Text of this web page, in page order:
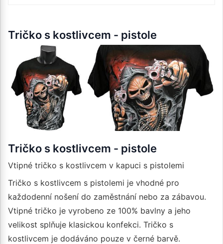
Tričko s kostlivcem - pistole
Tričko s kostlivcem - pistole
Vtipné tričko s kostlivcem v kapuci s pistolemi
Tričko s kostlivcem s pistolemi je vhodné pro
každodenní nošení do zaměstnání nebo za zábavou.
Vtipné tričko je vyrobeno ze 100% bavlny a jeho
velikost splňuje klasickou konfekci. Tričko s
kostlivcem je dodáváno pouze v černé barvě.